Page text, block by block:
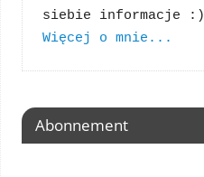
Więcej o mnie...
Abonnement